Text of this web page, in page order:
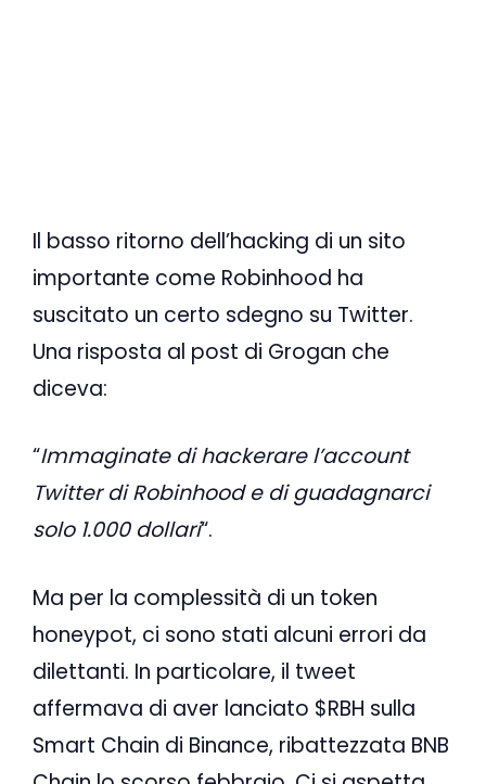
Il basso ritorno dell’hacking di un sito
importante come Robinhood ha
suscitato un certo sdegno su Twitter.
Una risposta al post di Grogan che
diceva:
“Immaginate di hackerare l’account
Twitter di Robinhood e di guadagnarci
solo 1.000 dollari“.
Ma per la complessità di un token
honeypot, ci sono stati alcuni errori da
dilettanti. In particolare, il tweet
affermava di aver lanciato $RBH sulla
Smart Chain di Binance, ribattezzata BNB